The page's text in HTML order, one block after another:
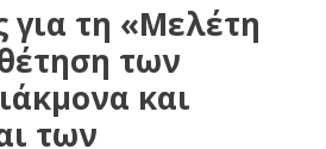
για τη «Μελέτη
των
και
των